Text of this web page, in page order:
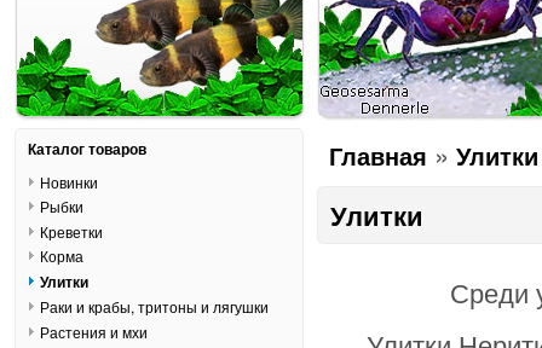
Главная » Улитки
Улитки
Среди
Каталог товаров
Новинки
Рыбки
Креветки
Корма
Улитки
Раки и крабы, тритоны и лягушки
Растения и мхи